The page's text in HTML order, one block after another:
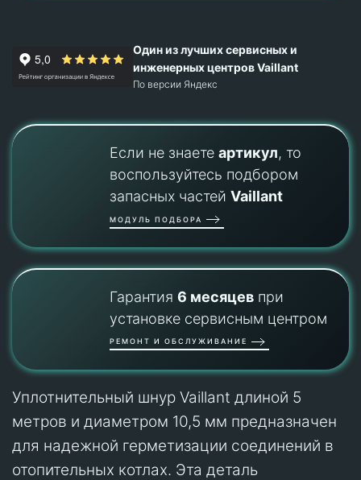
Один из лучших сервисных и
инженерных центров Vaillant
По версии Яндекс
Если не знаете артикул, то
воспользуйтесь подбором
запасных частей Vaillant
МОДУЛЬ ПОДБОРА
Гарантия 6 месяцевпри
установке сервисным центром
РЕМОНТ И ОБСЛУЖИВАНИЕ
Уплотнительный шнур Vaillant длиной 5
метров и диаметром 10,5 мм предназначен
для надежной герметизации соединений в
отопительных котлах. Эта деталь